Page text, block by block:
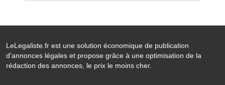
LeLegaliste.fr est une solution économique de publication
d'annonces légales et propose grâce à une optimisation de la
rédaction des annonces, le prix le moins cher.